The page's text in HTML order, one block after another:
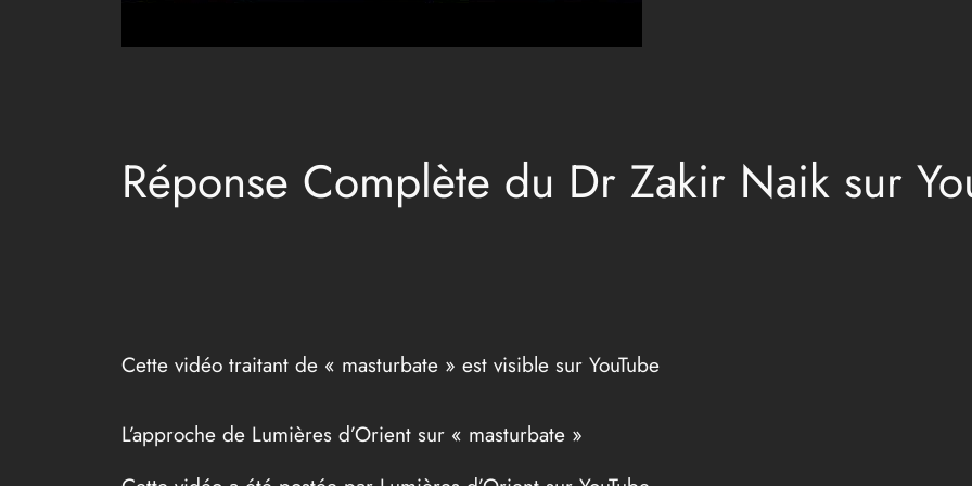
Réponse Complète du Dr Zakir Naik sur
Cette vidéo traitant de « masturbate » est visible sur YouTube
L’approche de Lumières d’Orient sur « masturbate »